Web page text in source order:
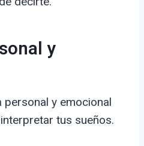
y
personal y emocional
tus sueños.